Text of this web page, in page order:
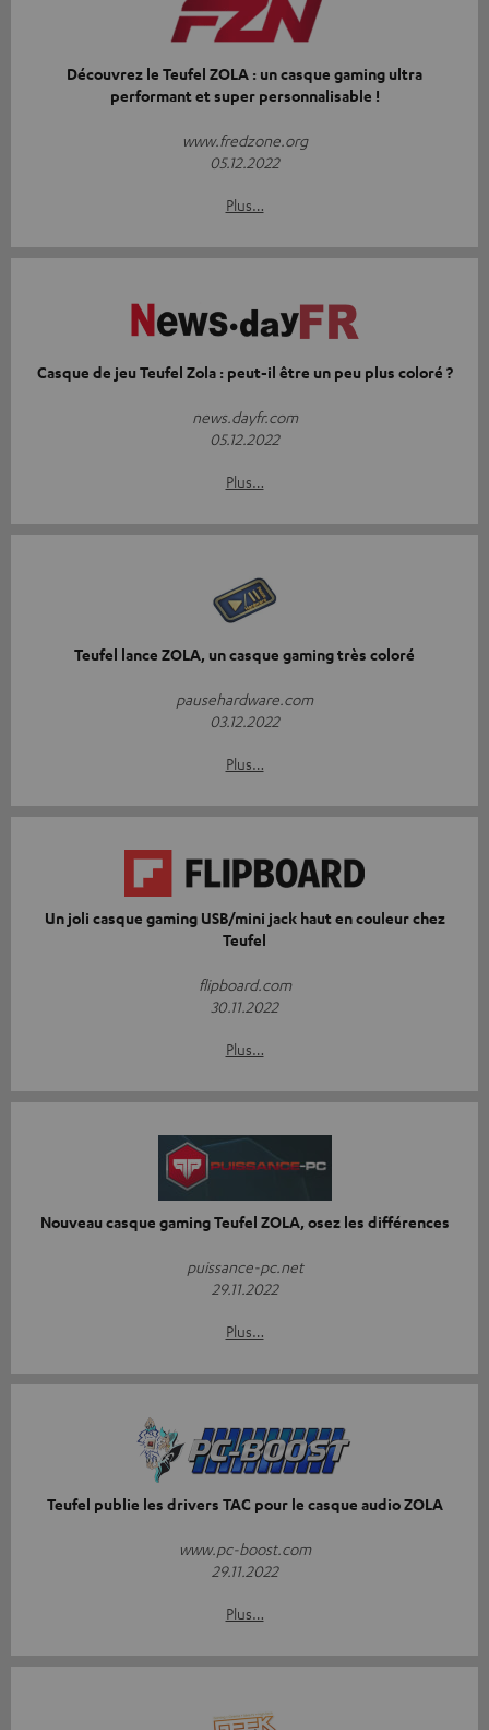
Découvrez le Teufel ZOLA : un casque gaming ultra
performant et super personnalisable !
www.fredzone.org
05.12.2022
Plus…
Casque de jeu Teufel Zola : peut-il être un peu plus coloré ?
news.dayfr.com
05.12.2022
Plus…
Teufel lance ZOLA, un casque gaming très coloré
pausehardware.com
03.12.2022
Plus…
Un joli casque gaming USB/mini jack haut en couleur chez
Teufel
flipboard.com
30.11.2022
Plus…
Nouveau casque gaming Teufel ZOLA, osez les différences
puissance-pc.net
29.11.2022
Plus…
Teufel publie les drivers TAC pour le casque audio ZOLA
www.pc-boost.com
29.11.2022
Plus…